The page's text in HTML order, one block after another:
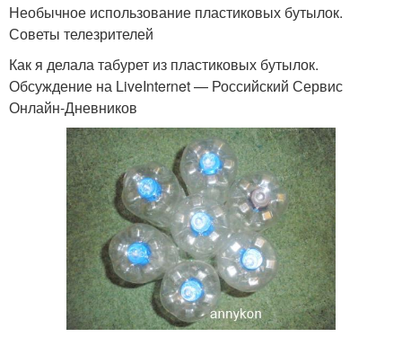
Необычное использование пластиковых бутылок.
Советы телезрителей
Как я делала табурет из пластиковых бутылок.
Обсуждение на LiveInternet — Российский Сервис
Онлайн-Дневников